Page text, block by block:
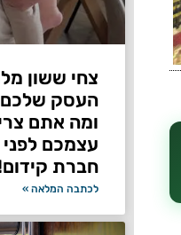
צחי ששון
ומה אתם
עצמכם
חברת
לכתבה המלאה »